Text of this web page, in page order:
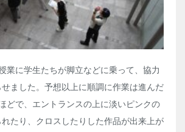
業に学生たちが脚立などに乗って、協力
せました。予想以上に順調に作業は進んだ
どで、エントランスの上に淡いピンクの
たり、クロスしたりした作品が出来上が